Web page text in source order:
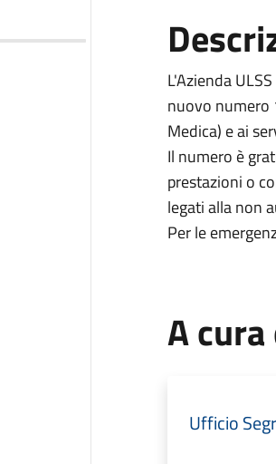
L'Azienda
nuovo numero
Medica) e ai
Il numero è
prestazioni o
legati alla non
Per le
A cura
Ufficio